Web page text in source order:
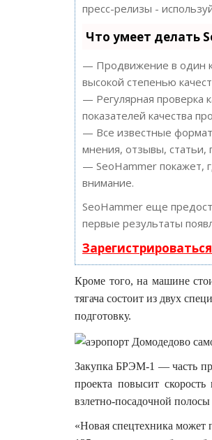
пресс-релизы -
Что умеет делать
— Продвижение в один
высокой степенью
— Регулярная проверка
показателей качества
— Все известные
мнения, отзывы, статьи,
— SeoHammer покажет,
внимание.
SeoHammer еще
первые результаты
Кроме того, на машине
тягача состоит из двух
подготовку.
Закупка БРЭМ-1 — часть
проекта повысит
взлетно-посадочной
«Новая спецтехника может